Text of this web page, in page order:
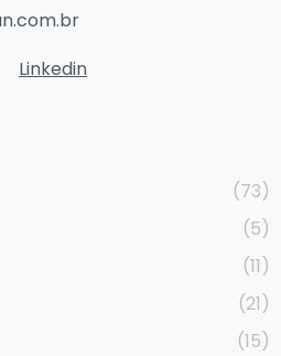
Linkedin
(73)
(5)
(11)
(21)
(15)